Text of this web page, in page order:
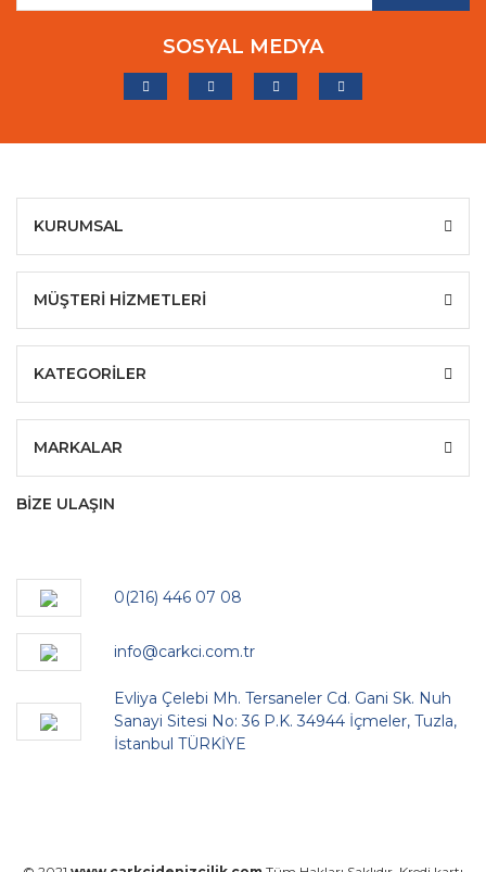
SOSYAL MEDYA
KURUMSAL
MÜŞTERİ HİZMETLERİ
KATEGORİLER
MARKALAR
BİZE ULAŞIN
0(216) 446 07 08
info@carkci.com.tr
Evliya Çelebi Mh. Tersaneler Cd. Gani Sk. Nuh
Sanayi Sitesi No: 36 P.K. 34944 İçmeler, Tuzla,
İstanbul TÜRKİYE